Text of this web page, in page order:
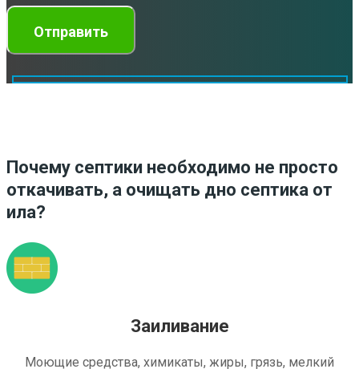
Почему септики необходимо не просто
откачивать, а очищать дно септика от
ила?
Заиливание
Моющие средства, химикаты, жиры, грязь, мелкий